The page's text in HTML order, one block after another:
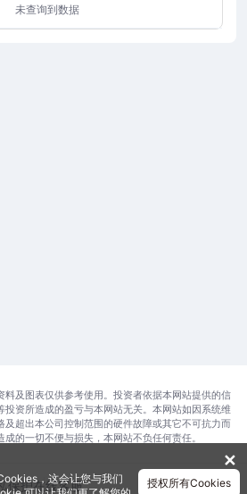
未查询到数据
料及图表仅供参考使用。投资者依据本网站提供的信
投资所造成的盈亏与本网站无关。本网站如因系统维
及超出本公司控制范围的硬件故障或其它不可抗力而
的一切不便与损失，本网站不负任何责任。
保护在线客服
✕
，这会让您与我们
授权所有Cookies